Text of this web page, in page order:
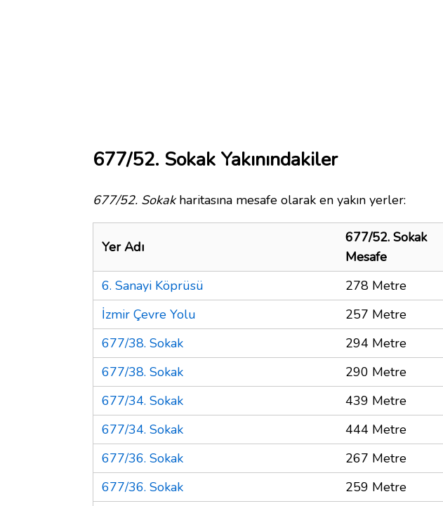
677/52. Sokak Yakınındakiler
677/52. Sokakharitasına mesafe olarak en yakın yerler:
Yer Adı
677/52. Sokak
Mesafe
6. Sanayi Köprüsü
278 Metre
İzmir Çevre Yolu
257 Metre
677/38. Sokak
294 Metre
677/38. Sokak
290 Metre
677/34. Sokak
439 Metre
677/34. Sokak
444 Metre
677/36. Sokak
267 Metre
677/36. Sokak
259 Metre